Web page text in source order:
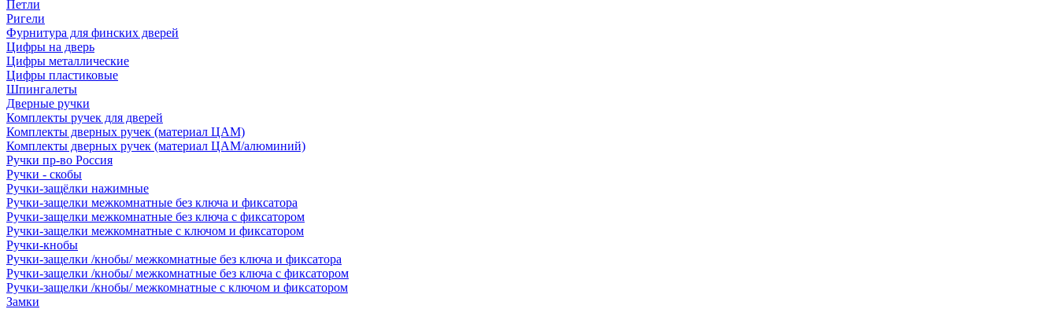
Петли
Ригели
Фурнитура для финских дверей
Цифры на дверь
Цифры металлические
Цифры пластиковые
Шпингалеты
Дверные ручки
Комплекты ручек для дверей
Комплекты дверных ручек (материал ЦАМ)
Комплекты дверных ручек (материал ЦАМ/алюминий)
Ручки пр-во Россия
Ручки - скобы
Ручки-защёлки нажимные
Ручки-защелки межкомнатные без ключа и фиксатора
Ручки-защелки межкомнатные без ключа с фиксатором
Ручки-защелки межкомнатные с ключом и фиксатором
Ручки-кнобы
Ручки-защелки /кнобы/ межкомнатные без ключа и фиксатора
Ручки-защелки /кнобы/ межкомнатные без ключа с фиксатором
Ручки-защелки /кнобы/ межкомнатные с ключом и фиксатором
Замки